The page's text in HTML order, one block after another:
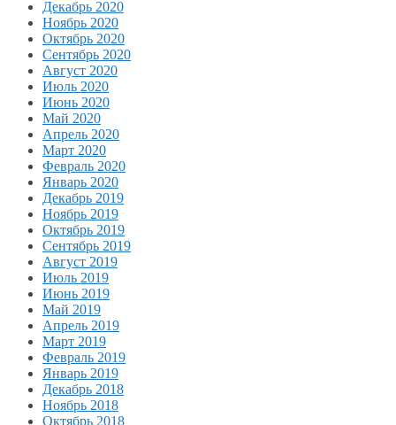
Декабрь 2020
Ноябрь 2020
Октябрь 2020
Сентябрь 2020
Август 2020
Июль 2020
Июнь 2020
Май 2020
Апрель 2020
Март 2020
Февраль 2020
Январь 2020
Декабрь 2019
Ноябрь 2019
Октябрь 2019
Сентябрь 2019
Август 2019
Июль 2019
Июнь 2019
Май 2019
Апрель 2019
Март 2019
Февраль 2019
Январь 2019
Декабрь 2018
Ноябрь 2018
Октябрь 2018